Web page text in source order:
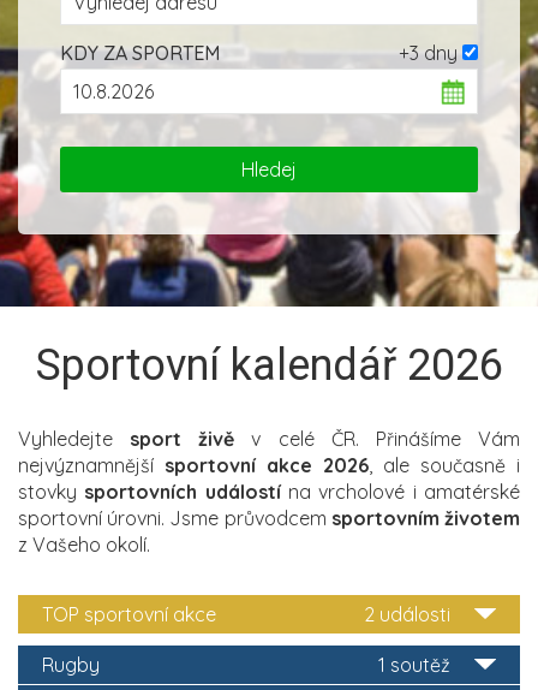
+3 dny
KDY ZA SPORTEM
Sportovní kalendář 2026
Vyhledejte sport živě v celé ČR. Přinášíme Vám
nejvýznamnější sportovní akce 2026, ale současně i
stovky sportovních událostína vrcholové i amatérské
sportovní úrovni. Jsme průvodcem sportovním životem
z Vašeho okolí.
2 události
TOP sportovní akce
1 soutěž
Rugby